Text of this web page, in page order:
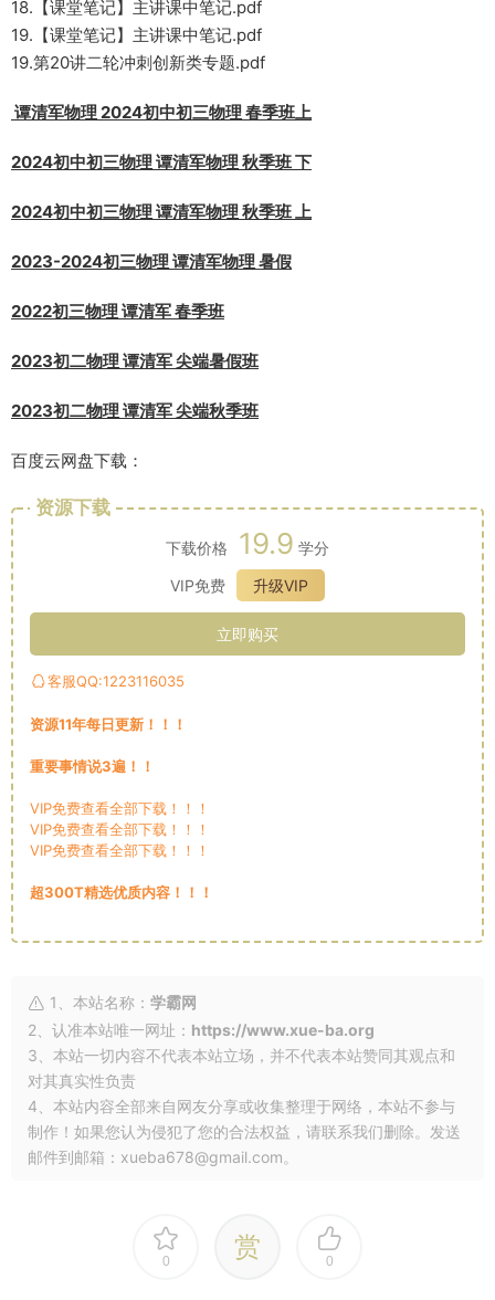
18.【课堂笔记】主讲课中笔记.pdf
19.【课堂笔记】主讲课中笔记.pdf
19.第20讲二轮冲刺创新类专题.pdf
谭清军物理 2024初中初三物理 春季班上
2024初中初三物理 谭清军物理 秋季班 下
2024初中初三物理 谭清军物理 秋季班 上
2023-2024初三物理 谭清军物理 暑假
2022初三物理 谭清军 春季班
2023初二物理 谭清军 尖端暑假班
2023初二物理 谭清军 尖端秋季班
百度云网盘下载：
资源下载
下载价格 19.9 学分
VIP免费
升级VIP
立即购买
客服QQ:1223116035
资源11年每日更新！！！
重要事情说3遍！！
VIP免费查看全部下载！！！
VIP免费查看全部下载！！！
VIP免费查看全部下载！！！
超300T精选优质内容！！！
1、本站名称： 学霸网
2、认准本站唯一网址： https://www.xue-ba.org
3、本站一切内容不代表本站立场，并不代表本站赞同其观点和
对其真实性负责
4、本站内容全部来自网友分享或收集整理于网络，本站不参与
制作！如果您认为侵犯了您的合法权益，请联系我们删除。发送
邮件到邮箱：xueba678@gmail.com。
0 赏 0